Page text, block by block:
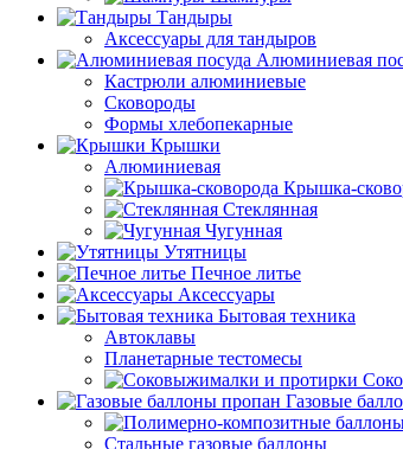
Тандыры
Аксессуары для тандыров
Алюминиевая
Кастрюли алюминиевые
Сковороды
Формы хлебопекарные
Крышки
Алюминиевая
Крышка-
Стеклянная
Чугунная
Утятницы
Печное литье
Аксессуары
Бытовая техника
Автоклавы
Планетарные тестомесы
Газовые
Стальные газовые баллоны